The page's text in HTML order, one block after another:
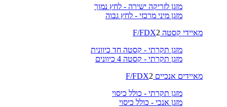
מזגן לזריקה ישירה - לחץ נמוך
מזגן מיני מרכזי - לחץ גבוה
מאיידי קסטה F/FDX 2
מזגן תקרתי - קסטה חד כיוונית
מזגן תקרתי - קסטה 4 כיוונים
מאיידים אנכיים F/FDX 2
מזגן תקרתי - כולל כיסוי
מזגן אנכי - כולל כיסוי